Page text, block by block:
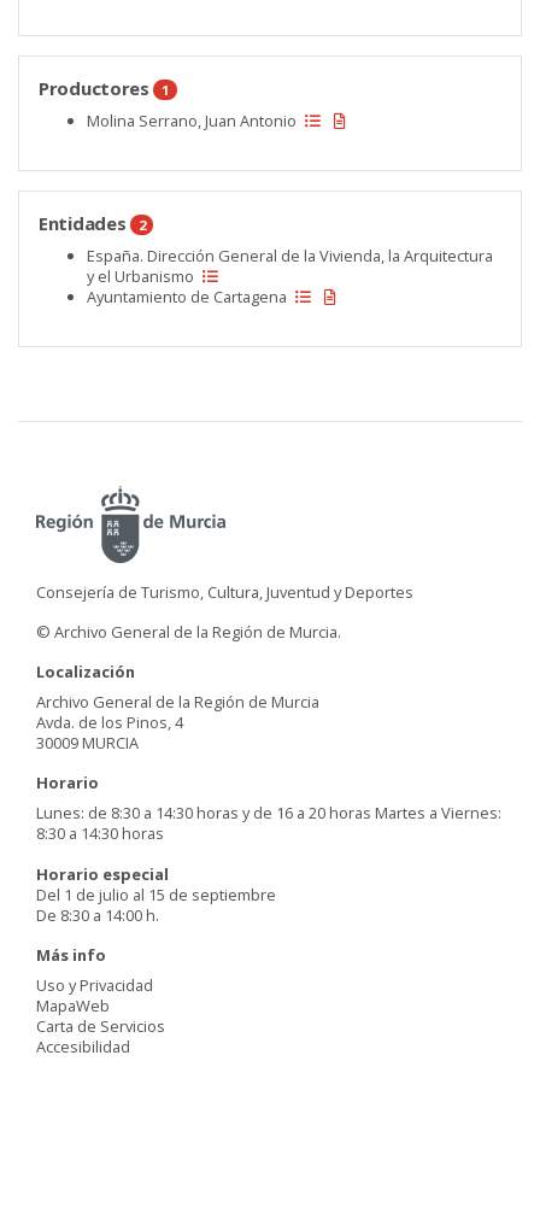
Productores 1
Molina Serrano, Juan Antonio
Entidades 2
España. Dirección General de la Vivienda, la Arquitectura
y el Urbanismo
Ayuntamiento de Cartagena
Consejería de Turismo, Cultura, Juventud y Deportes
© Archivo General de la Región de Murcia.
Localización
Archivo General de la Región de Murcia
Avda. de los Pinos, 4
30009 MURCIA
Horario
Lunes: de 8:30 a 14:30 horas y de 16 a 20 horas Martes a Viernes:
8:30 a 14:30 horas
Horario especial
Del 1 de julio al 15 de septiembre
De 8:30 a 14:00 h.
Más info
Uso y Privacidad
MapaWeb
Carta de Servicios
Accesibilidad